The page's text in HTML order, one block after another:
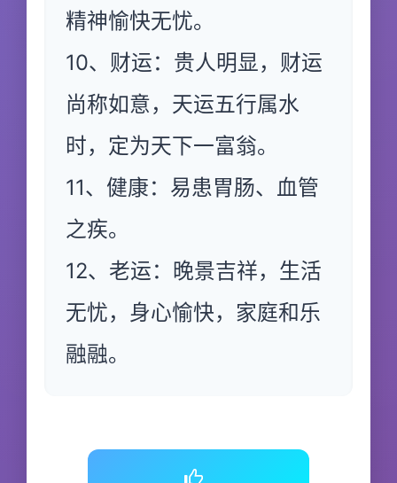
精神愉快无忧。
10、财运：贵人明显，财运
尚称如意，天运五行属水
时，定为天下一富翁。
11、健康：易患胃肠、血管
之疾。
12、老运：晚景吉祥，生活
无忧，身心愉快，家庭和乐
融融。